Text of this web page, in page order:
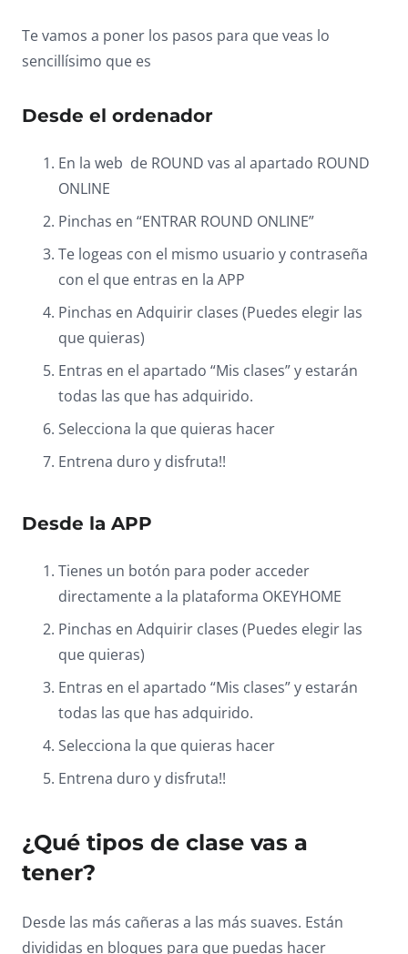
Te vamos a poner los pasos para que veas lo
sencillísimo que es
Desde el ordenador
En la web de ROUND vas al apartado ROUND
ONLINE
Pinchas en “ENTRAR ROUND ONLINE”
Te logeas con el mismo usuario y contraseña
con el que entras en la APP
Pinchas en Adquirir clases (Puedes elegir las
que quieras)
Entras en el apartado “Mis clases” y estarán
todas las que has adquirido.
Selecciona la que quieras hacer
Entrena duro y disfruta!!
Desde la APP
Tienes un botón para poder acceder
directamente a la plataforma OKEYHOME
Pinchas en Adquirir clases (Puedes elegir las
que quieras)
Entras en el apartado “Mis clases” y estarán
todas las que has adquirido.
Selecciona la que quieras hacer
Entrena duro y disfruta!!
¿Qué tipos de clase vas a
tener?
Desde las más cañeras a las más suaves. Están
divididas en bloques para que puedas hacer